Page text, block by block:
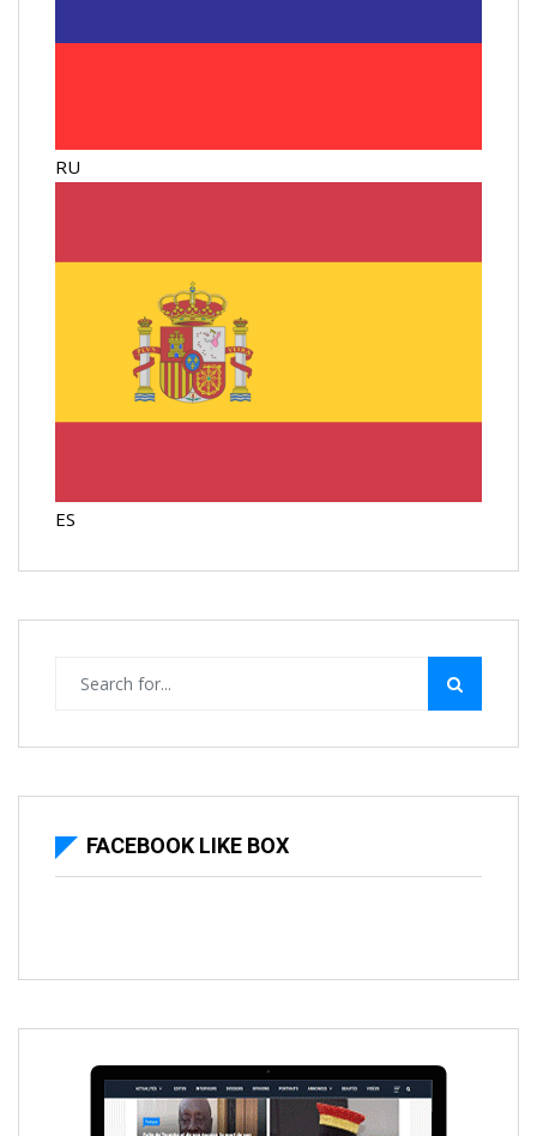
RU
ES
FACEBOOK LIKE BOX